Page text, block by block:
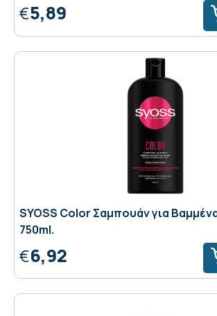
€5,89
SYOSS Color Σαμπουάν για
750ml.
€6,92